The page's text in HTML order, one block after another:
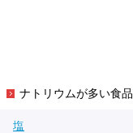
ナトリウムが多い食品
塩